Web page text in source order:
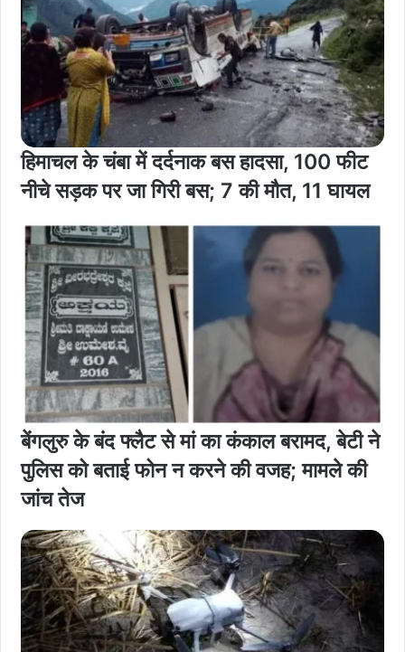
हिमाचल के चंबा में दर्दनाक बस हादसा, 100 फीट
नीचे सड़क पर जा गिरी बस; 7 की मौत, 11 घायल
बेंगलुरु के बंद फ्लैट से मां का कंकाल बरामद, बेटी ने
पुलिस को बताई फोन न करने की वजह; मामले की
जांच तेज